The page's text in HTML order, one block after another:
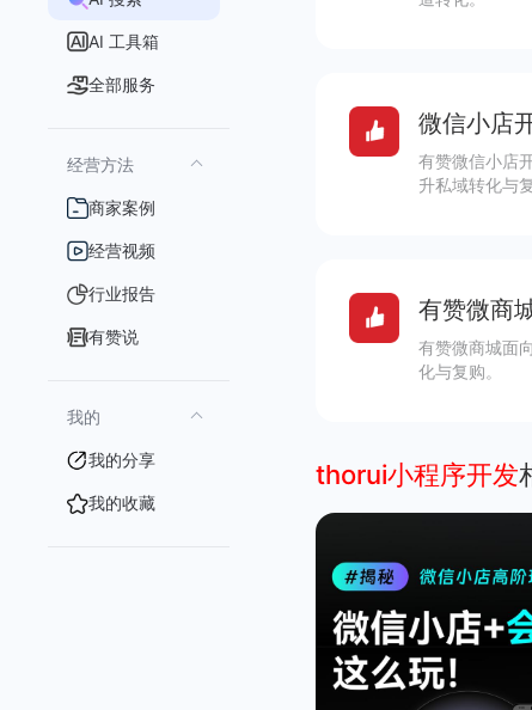
AI 工具箱
全部服务
经营方法
商家案例
经营视频
行业报告
有赞说
我的
我的分享
我的收藏
微信小店
有赞微信小店
升私域转化与复
有赞微商
有赞微商城面
化与复购。
thorui小程序开发